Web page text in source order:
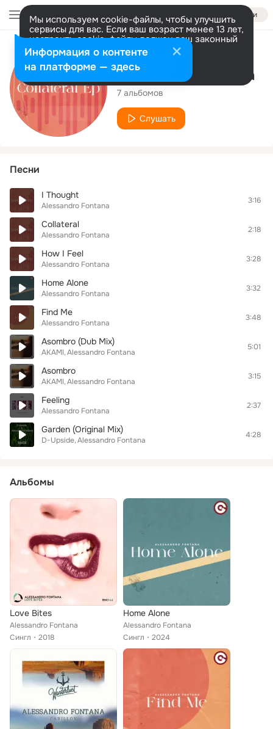
Войти
Мы используем cookie-файлы, чтобы улучшить
сервисы для вас. Если ваш возраст менее 13 лет,
настроить cookie-файлы должен ваш законный
представитель. Больше информации
Разрешить все Настроить
Исполнитель
Alessandro Fontana
7 альбомов
Слушать
Песни
I Thought
Alessandro Fontana
3:16
Collateral
Alessandro Fontana
2:18
How I Feel
Alessandro Fontana
3:28
Home Alone
Alessandro Fontana
3:32
Find Me
Alessandro Fontana
3:48
Asombro (Dub Mix)
AKAMI Alessandro Fontana
5:01
Asombro
AKAMI Alessandro Fontana
3:15
Feeling
Alessandro Fontana
2:37
Garden (Original Mix)
D-Upside Alessandro Fontana
4:28
Альбомы
Love Bites
Alessandro Fontana
Сингл
2018
Home Alone
Alessandro Fontana
Сингл
2024
Информация о контенте
на платформе — здесь